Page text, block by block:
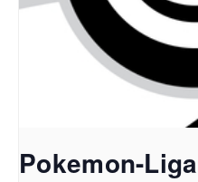
Pokemon-Liga